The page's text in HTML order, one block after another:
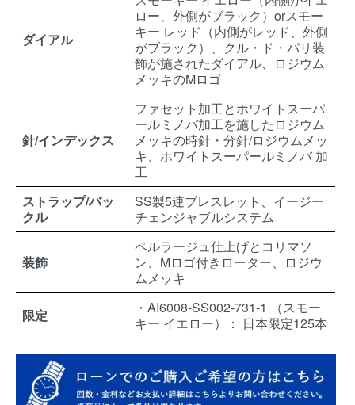
ダイアル
ロー、外側がブラック）orスモー
キー レッド（内側がレッド、外側
がブラック）、クル・ド・パリ装
飾が施されたダイアル、ロジウム
メッキのMロゴ
針/インデックス
ファセット加工とホワイトスーパ
ールミノバ加工を施したロジウム
メッキの時針・分針/ロジウムメッ
キ、ホワイトスーパールミノバ 加
工
ストラップ/バッ
クル
SS製5連ブレスレット、イージー
チェンジャブルシステム
装飾
ペルラージュ仕上げとコリマソ
ン、Mロゴ付きローター、ロジウ
ムメッキ
限定
・AI6008-SS002-731-1 （スモー
キー イエロー）： 日本限定125本